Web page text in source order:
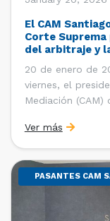
El CAM
Corte
del arbitraje y
20 de enero de
viernes, el
Mediación
del CAM
la CCS, Carlos
Ver más
PASANTES CAM